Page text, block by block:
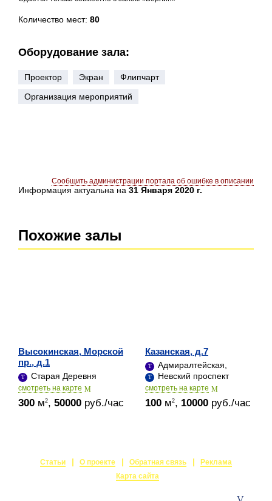
Количество мест: 80
Оборудование зала:
Проектор Экран
Флипчарт
Организация мероприятий
Сообщить администрации портала об ошибке в описании
Информация актуальна на 31 Января 2020 г.
Похожие залы
Высокинская, Морской
пр., д.1
Старая Деревня
cмотреть на карте
300 м2, 50000 руб./час
Казанская, д.7
Адмиралтейская,
Невский проспект
cмотреть на карте
100 м2, 10000 руб./час
Статьи О проекте Обратная связь
Реклама
Карта сайта